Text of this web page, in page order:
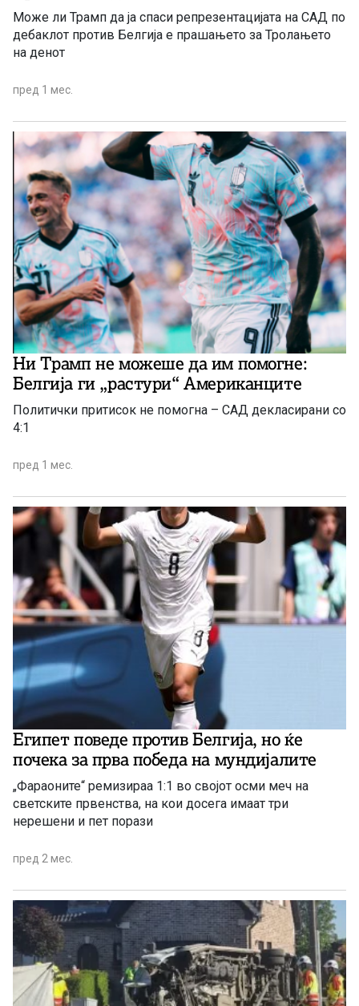
Може ли Трамп да ја спаси репрезентацијата на САД по
дебаклот против Белгија е прашањето за Тролањето
на денот
пред 1 мес.
Ни Трамп не можеше да им помогне:
Белгија ги „растури“ Американците
Политички притисок не помогна – САД декласирани со
4:1
пред 1 мес.
Египет поведе против Белгија, но ќе
почека за прва победа на мундијалите
„Фараоните“ ремизираа 1:1 во својот осми меч на
светските првенства, на кои досега имаат три
нерешени и пет порази
пред 2 мес.